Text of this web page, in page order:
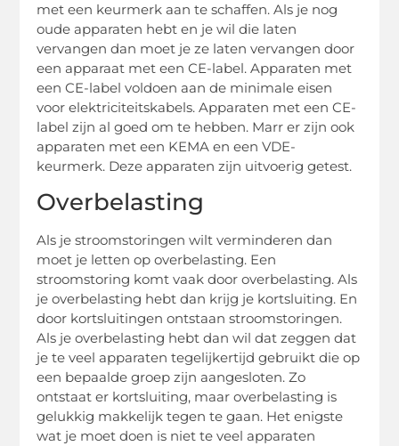
met een keurmerk aan te schaffen. Als je nog
oude apparaten hebt en je wil die laten
vervangen dan moet je ze laten vervangen door
een apparaat met een CE-label. Apparaten met
een CE-label voldoen aan de minimale eisen
voor elektriciteitskabels. Apparaten met een CE-
label zijn al goed om te hebben. Marr er zijn ook
apparaten met een KEMA en een VDE-
keurmerk. Deze apparaten zijn uitvoerig getest.
Overbelasting
Als je stroomstoringen wilt verminderen dan
moet je letten op overbelasting. Een
stroomstoring komt vaak door overbelasting. Als
je overbelasting hebt dan krijg je kortsluiting. En
door kortsluitingen ontstaan stroomstoringen.
Als je overbelasting hebt dan wil dat zeggen dat
je te veel apparaten tegelijkertijd gebruikt die op
een bepaalde groep zijn aangesloten. Zo
ontstaat er kortsluiting, maar overbelasting is
gelukkig makkelijk tegen te gaan. Het enigste
wat je moet doen is niet te veel apparaten